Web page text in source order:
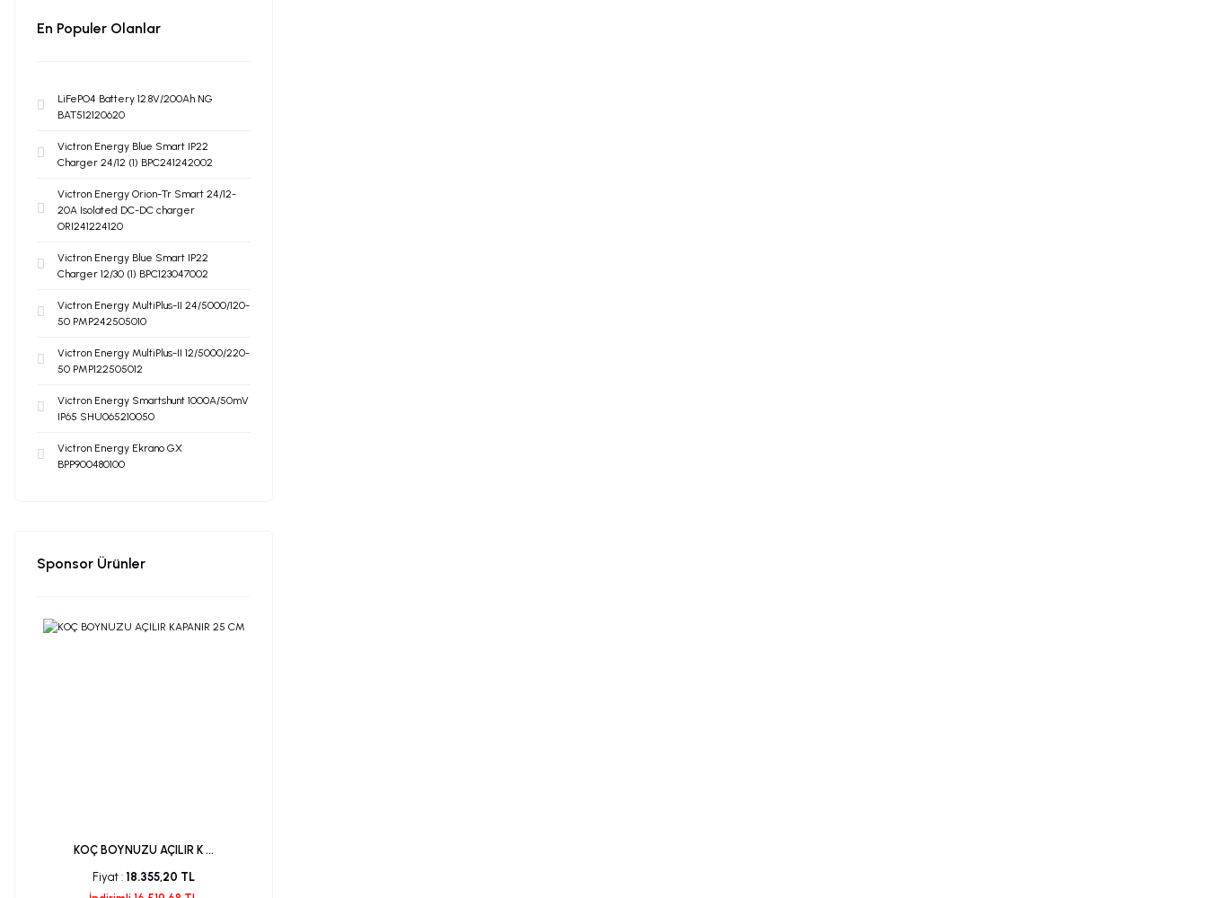
En Populer Olanlar
LiFePO4 Battery 12.8V/200Ah NG
BAT512120620
Victron Energy Blue Smart IP22
Charger 24/12 (1) BPC241242002
Victron Energy Orion-Tr Smart 24/12-
20A Isolated DC-DC charger
ORI241224120
Victron Energy Blue Smart IP22
Charger 12/30 (1) BPC123047002
Victron Energy MultiPlus-II 24/5000/120-
50 PMP242505010
Victron Energy MultiPlus-II 12/5000/220-
50 PMP122505012
Victron Energy Smartshunt 1000A/50mV
IP65 SHU065210050
Victron Energy Ekrano GX
BPP900480100
Sponsor Ürünler
KOÇ BOYNUZU AÇILIR K ...
Fiyat : 18.355,20 TL